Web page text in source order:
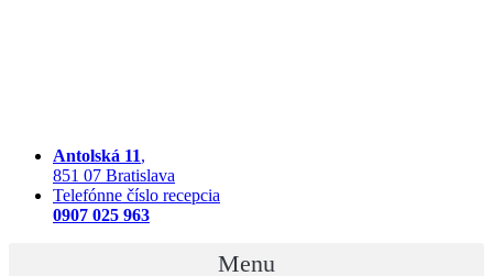
Antolská 11,
851 07 Bratislava
Telefónne číslo recepcia
0907 025 963
Menu